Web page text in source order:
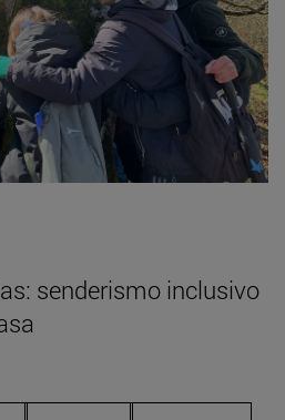
senderismo inclusivo